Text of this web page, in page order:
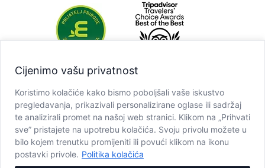
Cijenimo vašu privatnost
Koristimo kolačiće kako bismo poboljšali vaše iskustvo
pregledavanja, prikazivali personalizirane oglase ili sadržaj
te analizirali promet na našoj web stranici. Klikom na „Prihvati
sve” pristajete na upotrebu kolačića. Svoju privolu možete u
bilo kojem trenutku promijeniti ili povući klikom na ikonu
postavki privole. Politika kolačića